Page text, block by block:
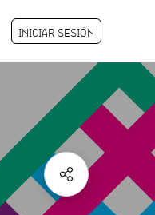
INICIAR SESIÓN